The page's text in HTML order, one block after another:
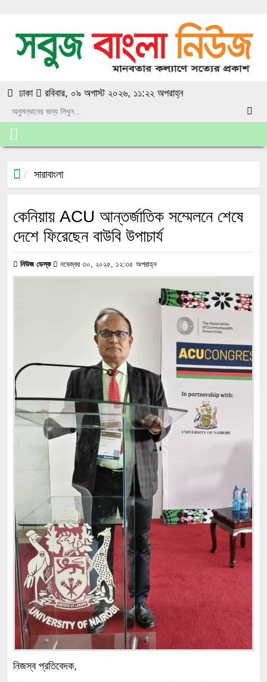
ঢাকা রবিবার, ০৯ অগাস্ট ২০২৬, ১১:২২ অপরাহ্ন
সারাবাংলা
কেনিয়ায় ACU আন্তর্জাতিক সম্মেলনে শেষে
দেশে ফিরেছেন বাউবি উপাচার্য
নিউজ ডেস্ক নভেম্বর ৩০, ২০২৫, ১২:৩৫ অপরাহ্ন
নিজস্ব প্রতিবেদক,